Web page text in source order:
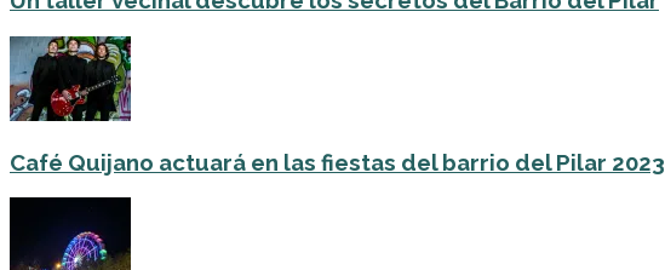
Café Quijano actuará en las fiestas del barrio del Pilar 2023